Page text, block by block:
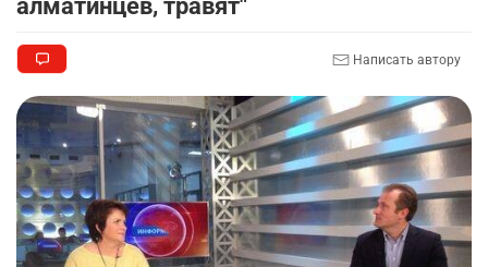
алматинцев, травят"
Написать автору